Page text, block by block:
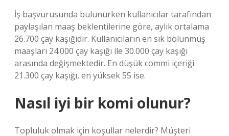
İş başvurusunda bulunurken kullanıcılar tarafından
paylaşılan maaş beklentilerine göre, aylık ortalama
26.700 çay kaşığıdır. Kullanıcıların en sık bölünmüş
maaşları 24.000 çay kaşığı ile 30.000 çay kaşığı
arasında değişmektedir. En düşük commi içeriği
21.300 çay kaşığı, en yüksek 55 ise.
Nasıl iyi bir komi olunur?
Topluluk olmak için koşullar nelerdir? Müşteri